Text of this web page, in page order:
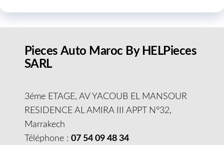
Pieces Auto Maroc By HELPieces
SARL
3éme ETAGE, AV YACOUB EL MANSOUR
RESIDENCE AL AMIRA III APPT N°32,
Marrakech
Téléphone : 07 54 09 48 34